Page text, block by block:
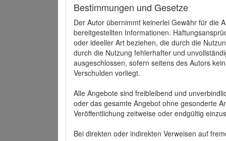
Bestimmungen und Gesetze
Der Autor übernimmt keinerlei Gewähr für die
bereitgestellten Informationen.
oder ideeller Art beziehen, die durch die
durch die Nutzung fehlerhafter und
ausgeschlossen, sofern seitens des Autors
Verschulden vorliegt.
Alle Angebote sind freibleibend und
oder das gesamte Angebot ohne gesonderte
Veröffentlichung zeitweise oder endgültig
Bei direkten oder indirekten Verweisen auf